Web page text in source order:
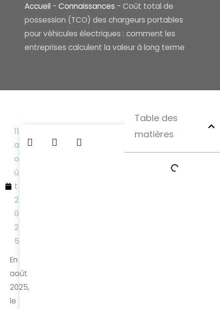
Accueil - Connaissances - Coût total de
possession (TCO) des chargeurs portables
pour véhicules électriques : comment les
entreprises calculent la valeur à long terme
11
a
o
û
t
2
0
2
5
En
août
2025,
le
Table des
matières